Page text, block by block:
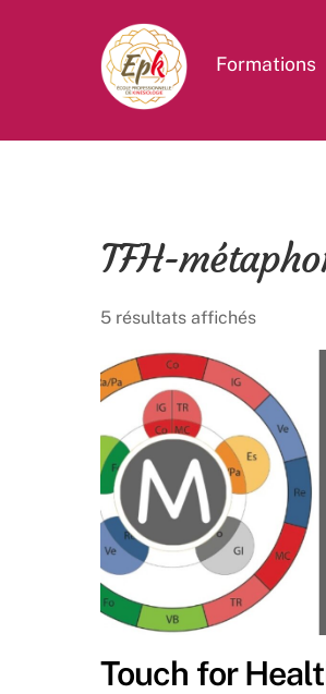
Formations
TFH-
5 résultats affichés
Touch for